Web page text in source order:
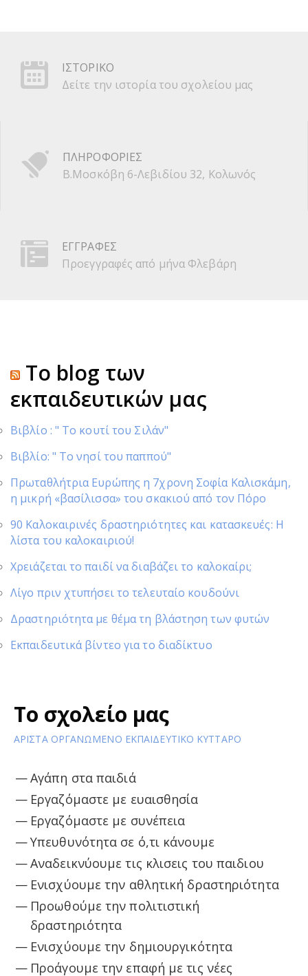
ΙΣΤΟΡΙΚΟ
Δείτε την ιστορία του σχολείου μας
ΠΛΗΡΟΦΟΡΙΕΣ
Β.Μοσκόβη 6-Λεβιδίου 32, Κολωνός
ΕΓΓΡΑΦΕΣ
Προεγγραφές από μήνα Φλεβάρη
Tο blog των
εκπαιδευτικών μας
Βιβλίο : " Το κουτί του Σιλάν"
Βιβλίο: " Το νησί του παππού"
Πρωταθλήτρια Ευρώπης η 7χρονη Σοφία Καλισκάμη,
η μικρή «βασίλισσα» του σκακιού από τον Πόρο
90 Καλοκαιρινές δραστηριότητες και κατασκευές: Η
λίστα του καλοκαιριού!
Χρειάζεται το παιδί να διαβάζει το καλοκαίρι;
Λίγο πριν χτυπήσει το τελευταίο κουδούνι
Δραστηριότητα με θέμα τη βλάστηση των φυτών
Εκπαιδευτικά βίντεο για το διαδίκτυο
Το σχολείο μας
ΑΡΙΣΤΑ ΟΡΓΑΝΩΜΕΝΟ ΕΚΠΑΙΔΕΥΤΙΚΟ ΚΥΤΤΑΡΟ
Αγάπη στα παιδιά
Εργαζόμαστε με ευαισθησία
Εργαζόμαστε με συνέπεια
Υπευθυνότητα σε ό,τι κάνουμε
Αναδεικνύουμε τις κλισεις του παιδιου
Ενισχύουμε την αθλητική δραστηριότητα
Προωθούμε την πολιτιστική
δραστηριότητα
Ενισχύουμε την δημιουργικότητα
Προάγουμε την επαφή με τις νέες